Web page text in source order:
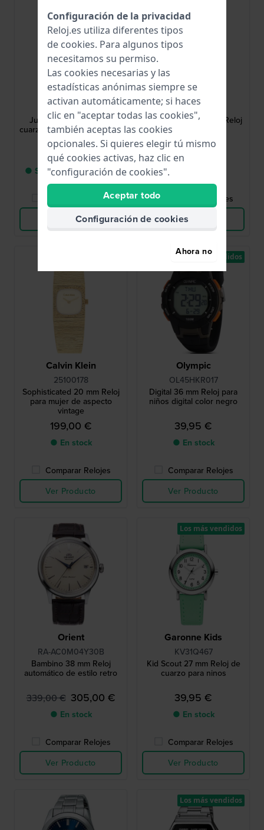
Calypso Kids
K5797/3
Junior 36 mm Reloj de
cuarzo analógico para niños
34,00 €
● Sólo queda 1 en stock
Comparar Relojes
Ver Producto
Casio
A168WA-1YES
A168 Series 36.3 mm Reloj
digital plateado
39,90 €
Comparar Relojes
Ver Producto
Calvin Klein
25100178
Sophisticated 20 mm Reloj
para mujer de aspecto
vintage
199,00 €
● En stock
Comparar Relojes
Ver Producto
Olympic
OL45HKR017
Digital 36 mm Reloj para
niños digital color negro
39,95 €
● En stock
Comparar Relojes
Ver Producto
Los más vendidos
Orient
RA-AC0M04Y30B
Bambino 38 mm Reloj
automático de estilo retro
339,00 € 305,00 €
● En stock
Comparar Relojes
Ver Producto
Garonne Kids
KV31Q467
Kid Scout 27 mm Reloj de
cuarzo para ninos
39,95 €
● En stock
Comparar Relojes
Ver Producto
Los más vendidos
Los más vendidos
Configuración de la privacidad
Reloj.es utiliza diferentes tipos
de cookies. Para algunos tipos
necesitamos su permiso.
Las cookies necesarias y las
estadísticas anónimas siempre se
activan automáticamente; si haces
clic en "aceptar todas las cookies",
también aceptas las cookies
opcionales. Si quieres elegir tú mismo
qué cookies activas, haz clic en
"configuración de cookies".
Aceptar todo
Configuración de cookies
Ahora no